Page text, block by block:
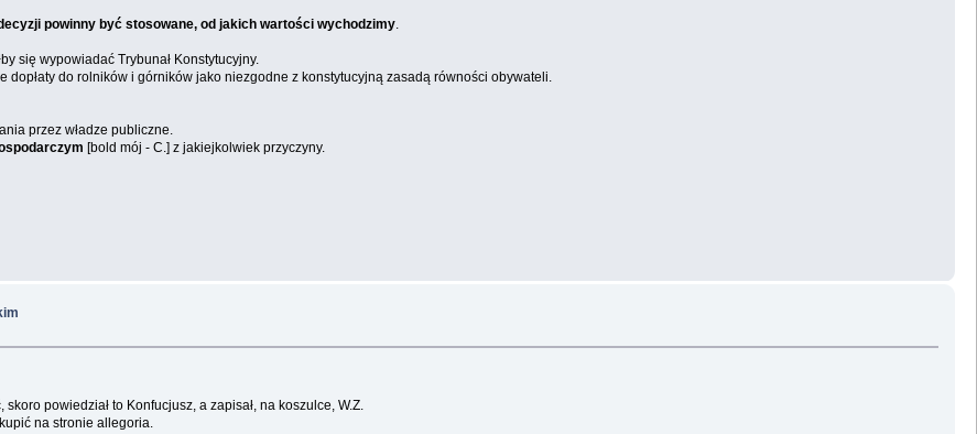
powinny być stosowane, od jakich wartości wychodzimy.
się wypowiadać Trybunał Konstytucyjny.
do rolników i górników jako niezgodne z konstytucyjną zasadą równości obywateli.
przez władze publiczne.
[bold mój - C.] z jakiejkolwiek przyczyny.
powiedział to Konfucjusz, a zapisał, na koszulce, W.Z.
na stronie allegoria.